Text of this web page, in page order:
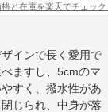
格と在庫を楽天でチェック
インで長く愛用で
ますし、5cmのマ
すく、撥水性があ
じられ、中身が落